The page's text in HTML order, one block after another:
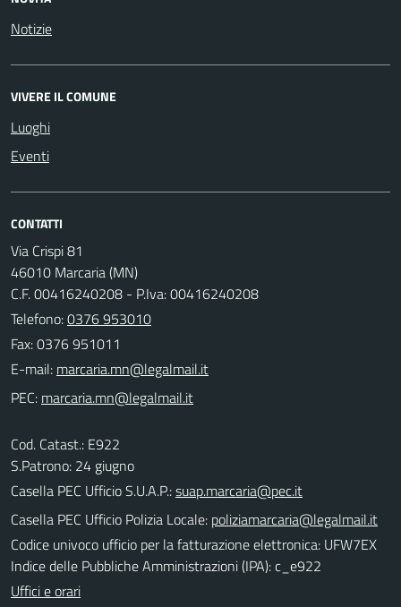
Notizie
VIVERE IL COMUNE
Luoghi
Eventi
CONTATTI
Via Crispi 81
46010 Marcaria (MN)
C.F. 00416240208 - P.Iva: 00416240208
Telefono:0376 953010
Fax: 0376 951011
E-mail:
PEC:
Cod. Catast.: E922
S.Patrono: 24 giugno
Casella PEC Ufficio S.U.A.P.:suap.marcaria@pec.it
Casella PEC Ufficio Polizia Locale: poliziamarcaria@legalmail.it
Codice univoco ufficio per la fatturazione elettronica: UFW7EX
Indice delle Pubbliche Amministrazioni (IPA): c_e922
Uffici e orari